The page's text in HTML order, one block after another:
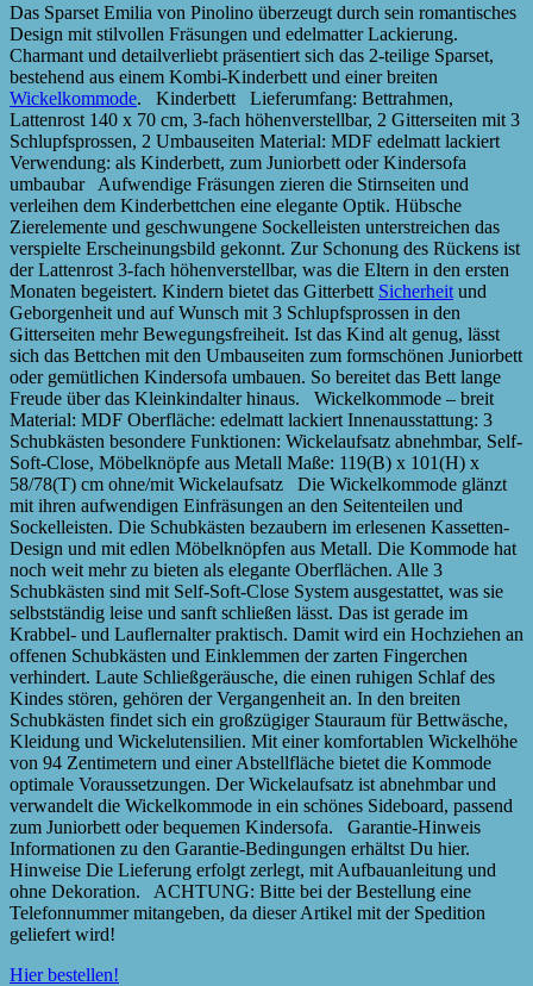
Das Sparset Emilia von Pinolino überzeugt durch sein romantisches
Design mit stilvollen Fräsungen und edelmatter Lackierung.
Charmant und detailverliebt präsentiert sich das 2-teilige Sparset,
bestehend aus einem Kombi-Kinderbett und einer breiten
Wickelkommode. Kinderbett Lieferumfang: Bettrahmen,
Lattenrost 140 x 70 cm, 3-fach höhenverstellbar, 2 Gitterseiten mit 3
Schlupfsprossen, 2 Umbauseiten Material: MDF edelmatt lackiert
Verwendung: als Kinderbett, zum Juniorbett oder Kindersofa
umbaubar Aufwendige Fräsungen zieren die Stirnseiten und
verleihen dem Kinderbettchen eine elegante Optik. Hübsche
Zierelemente und geschwungene Sockelleisten unterstreichen das
verspielte Erscheinungsbild gekonnt. Zur Schonung des Rückens ist
der Lattenrost 3-fach höhenverstellbar, was die Eltern in den ersten
Monaten begeistert. Kindern bietet das Gitterbett Sicherheit und
Geborgenheit und auf Wunsch mit 3 Schlupfsprossen in den
Gitterseiten mehr Bewegungsfreiheit. Ist das Kind alt genug, lässt
sich das Bettchen mit den Umbauseiten zum formschönen Juniorbett
oder gemütlichen Kindersofa umbauen. So bereitet das Bett lange
Freude über das Kleinkindalter hinaus. Wickelkommode – breit
Material: MDF Oberfläche: edelmatt lackiert Innenausstattung: 3
Schubkästen besondere Funktionen: Wickelaufsatz abnehmbar, Self-
Soft-Close, Möbelknöpfe aus Metall Maße: 119(B) x 101(H) x
58/78(T) cm ohne/mit Wickelaufsatz Die Wickelkommode glänzt
mit ihren aufwendigen Einfräsungen an den Seitenteilen und
Sockelleisten. Die Schubkästen bezaubern im erlesenen Kassetten-
Design und mit edlen Möbelknöpfen aus Metall. Die Kommode hat
noch weit mehr zu bieten als elegante Oberflächen. Alle 3
Schubkästen sind mit Self-Soft-Close System ausgestattet, was sie
selbstständig leise und sanft schließen lässt. Das ist gerade im
Krabbel- und Lauflernalter praktisch. Damit wird ein Hochziehen an
offenen Schubkästen und Einklemmen der zarten Fingerchen
verhindert. Laute Schließgeräusche, die einen ruhigen Schlaf des
Kindes stören, gehören der Vergangenheit an. In den breiten
Schubkästen findet sich ein großzügiger Stauraum für Bettwäsche,
Kleidung und Wickelutensilien. Mit einer komfortablen Wickelhöhe
von 94 Zentimetern und einer Abstellfläche bietet die Kommode
optimale Voraussetzungen. Der Wickelaufsatz ist abnehmbar und
verwandelt die Wickelkommode in ein schönes Sideboard, passend
zum Juniorbett oder bequemen Kindersofa. Garantie-Hinweis
Informationen zu den Garantie-Bedingungen erhältst Du hier.
Hinweise Die Lieferung erfolgt zerlegt, mit Aufbauanleitung und
ohne Dekoration. ACHTUNG: Bitte bei der Bestellung eine
Telefonnummer mitangeben, da dieser Artikel mit der Spedition
geliefert wird!
Hier bestellen!